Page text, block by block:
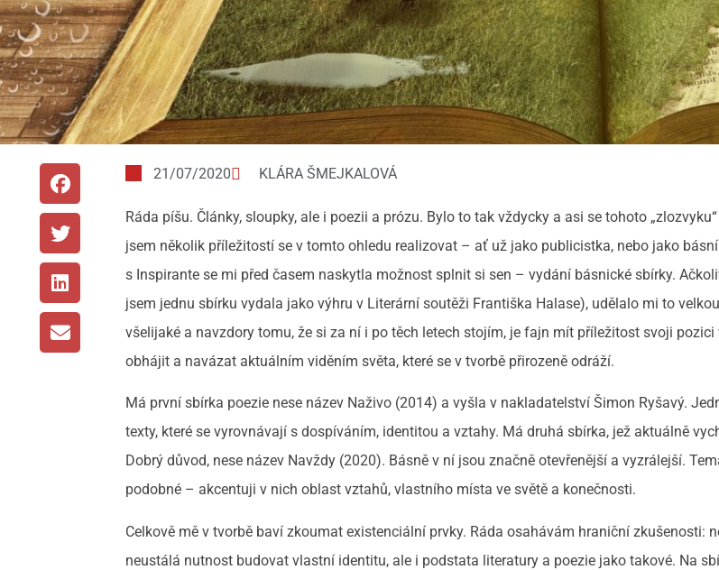
21/07/2020 KLÁRA ŠMEJKALOVÁ
Ráda píšu. Články, sloupky, ale i poezii a prózu. Bylo to tak vždycky a asi se tohoto
jsem několik příležitostí se v tomto ohledu realizovat – ať už jako publicistka, nebo jako
s Inspirante se mi před časem naskytla možnost splnit si sen – vydání básnické sbírky.
jsem jednu sbírku vydala jako výhru v Literární soutěži Františka Halase), udělalo mi to
všelijaké a navzdory tomu, že si za ní i po těch letech stojím, je fajn mít příležitost svoji pozici
obhájit a navázat aktuálním viděním světa, které se v tvorbě přirozeně odráží.
Má první sbírka poezie nese název Naživo (2014) a vyšla v nakladatelství Šimon Ryšavý.
texty, které se vyrovnávají s dospíváním, identitou a vztahy. Má druhá sbírka, jež aktuálně
Dobrý důvod, nese název Navždy (2020). Básně v ní jsou značně otevřenější a vyzrálejší.
podobné – akcentuji v nich oblast vztahů, vlastního místa ve světě a konečnosti.
Celkově mě v tvorbě baví zkoumat existenciální prvky. Ráda osahávám hraniční zkušenosti:
neustálá nutnost budovat vlastní identitu, ale i podstata literatury a poezie jako takové. Na